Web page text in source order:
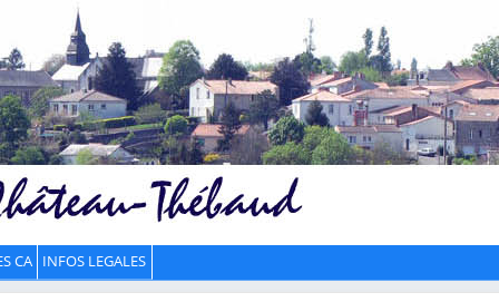
CA INFOS LEGALES